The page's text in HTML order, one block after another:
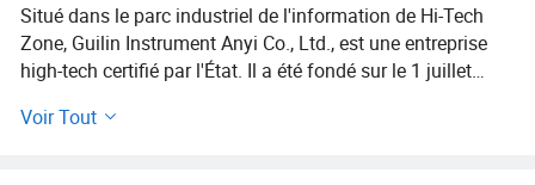
Situé dans le parc industriel de l'information de Hi-Tech
Zone, Guilin Instrument Anyi Co., Ltd., est une entreprise
high-tech certifié par l'État. Il a été fondé sur le 1 juillet
Voir Tout